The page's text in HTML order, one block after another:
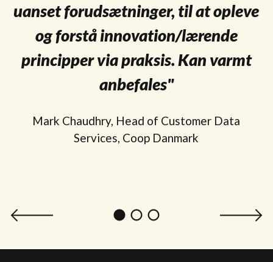
uanset forudsætninger, til at opleve
og forstå innovation/lærende
principper via praksis. Kan varmt
anbefales"
Mark Chaudhry, Head of Customer Data
Services, Coop Danmark